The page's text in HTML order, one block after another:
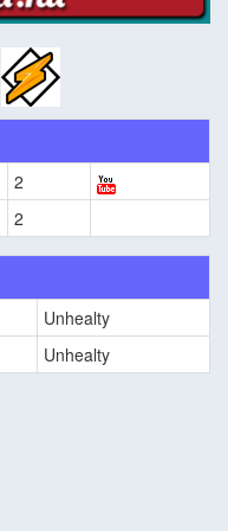
2
2
Unhealty
Unhealty